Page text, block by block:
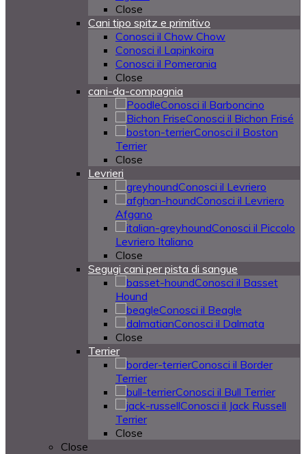
Close
Cani tipo spitz e primitivo
Conosci il Chow Chow
Conosci il Lapinkoira
Conosci il Pomerania
Close
cani-da-compagnia
Conosci il Barboncino
Conosci il Bichon Frisé
Conosci il Boston
Terrier
Close
Levrieri
Conosci il Levriero
Conosci il Levriero
Afgano
Conosci il Piccolo
Levriero Italiano
Close
Segugi cani per pista di sangue
Conosci il Basset
Hound
Conosci il Beagle
Conosci il Dalmata
Close
Terrier
Conosci il Border
Terrier
Conosci il Bull Terrier
Conosci il Jack Russell
Terrier
Close
Close